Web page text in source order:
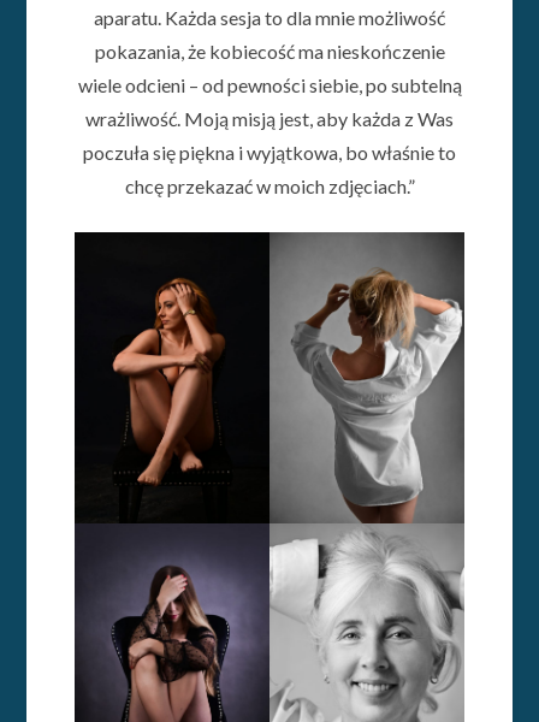
aparatu. Każda sesja to dla mnie możliwość
pokazania, że kobiecość ma nieskończenie
wiele odcieni – od pewności siebie, po subtelną
wrażliwość. Moją misją jest, aby każda z Was
poczuła się piękna i wyjątkowa, bo właśnie to
chcę przekazać w moich zdjęciach.”